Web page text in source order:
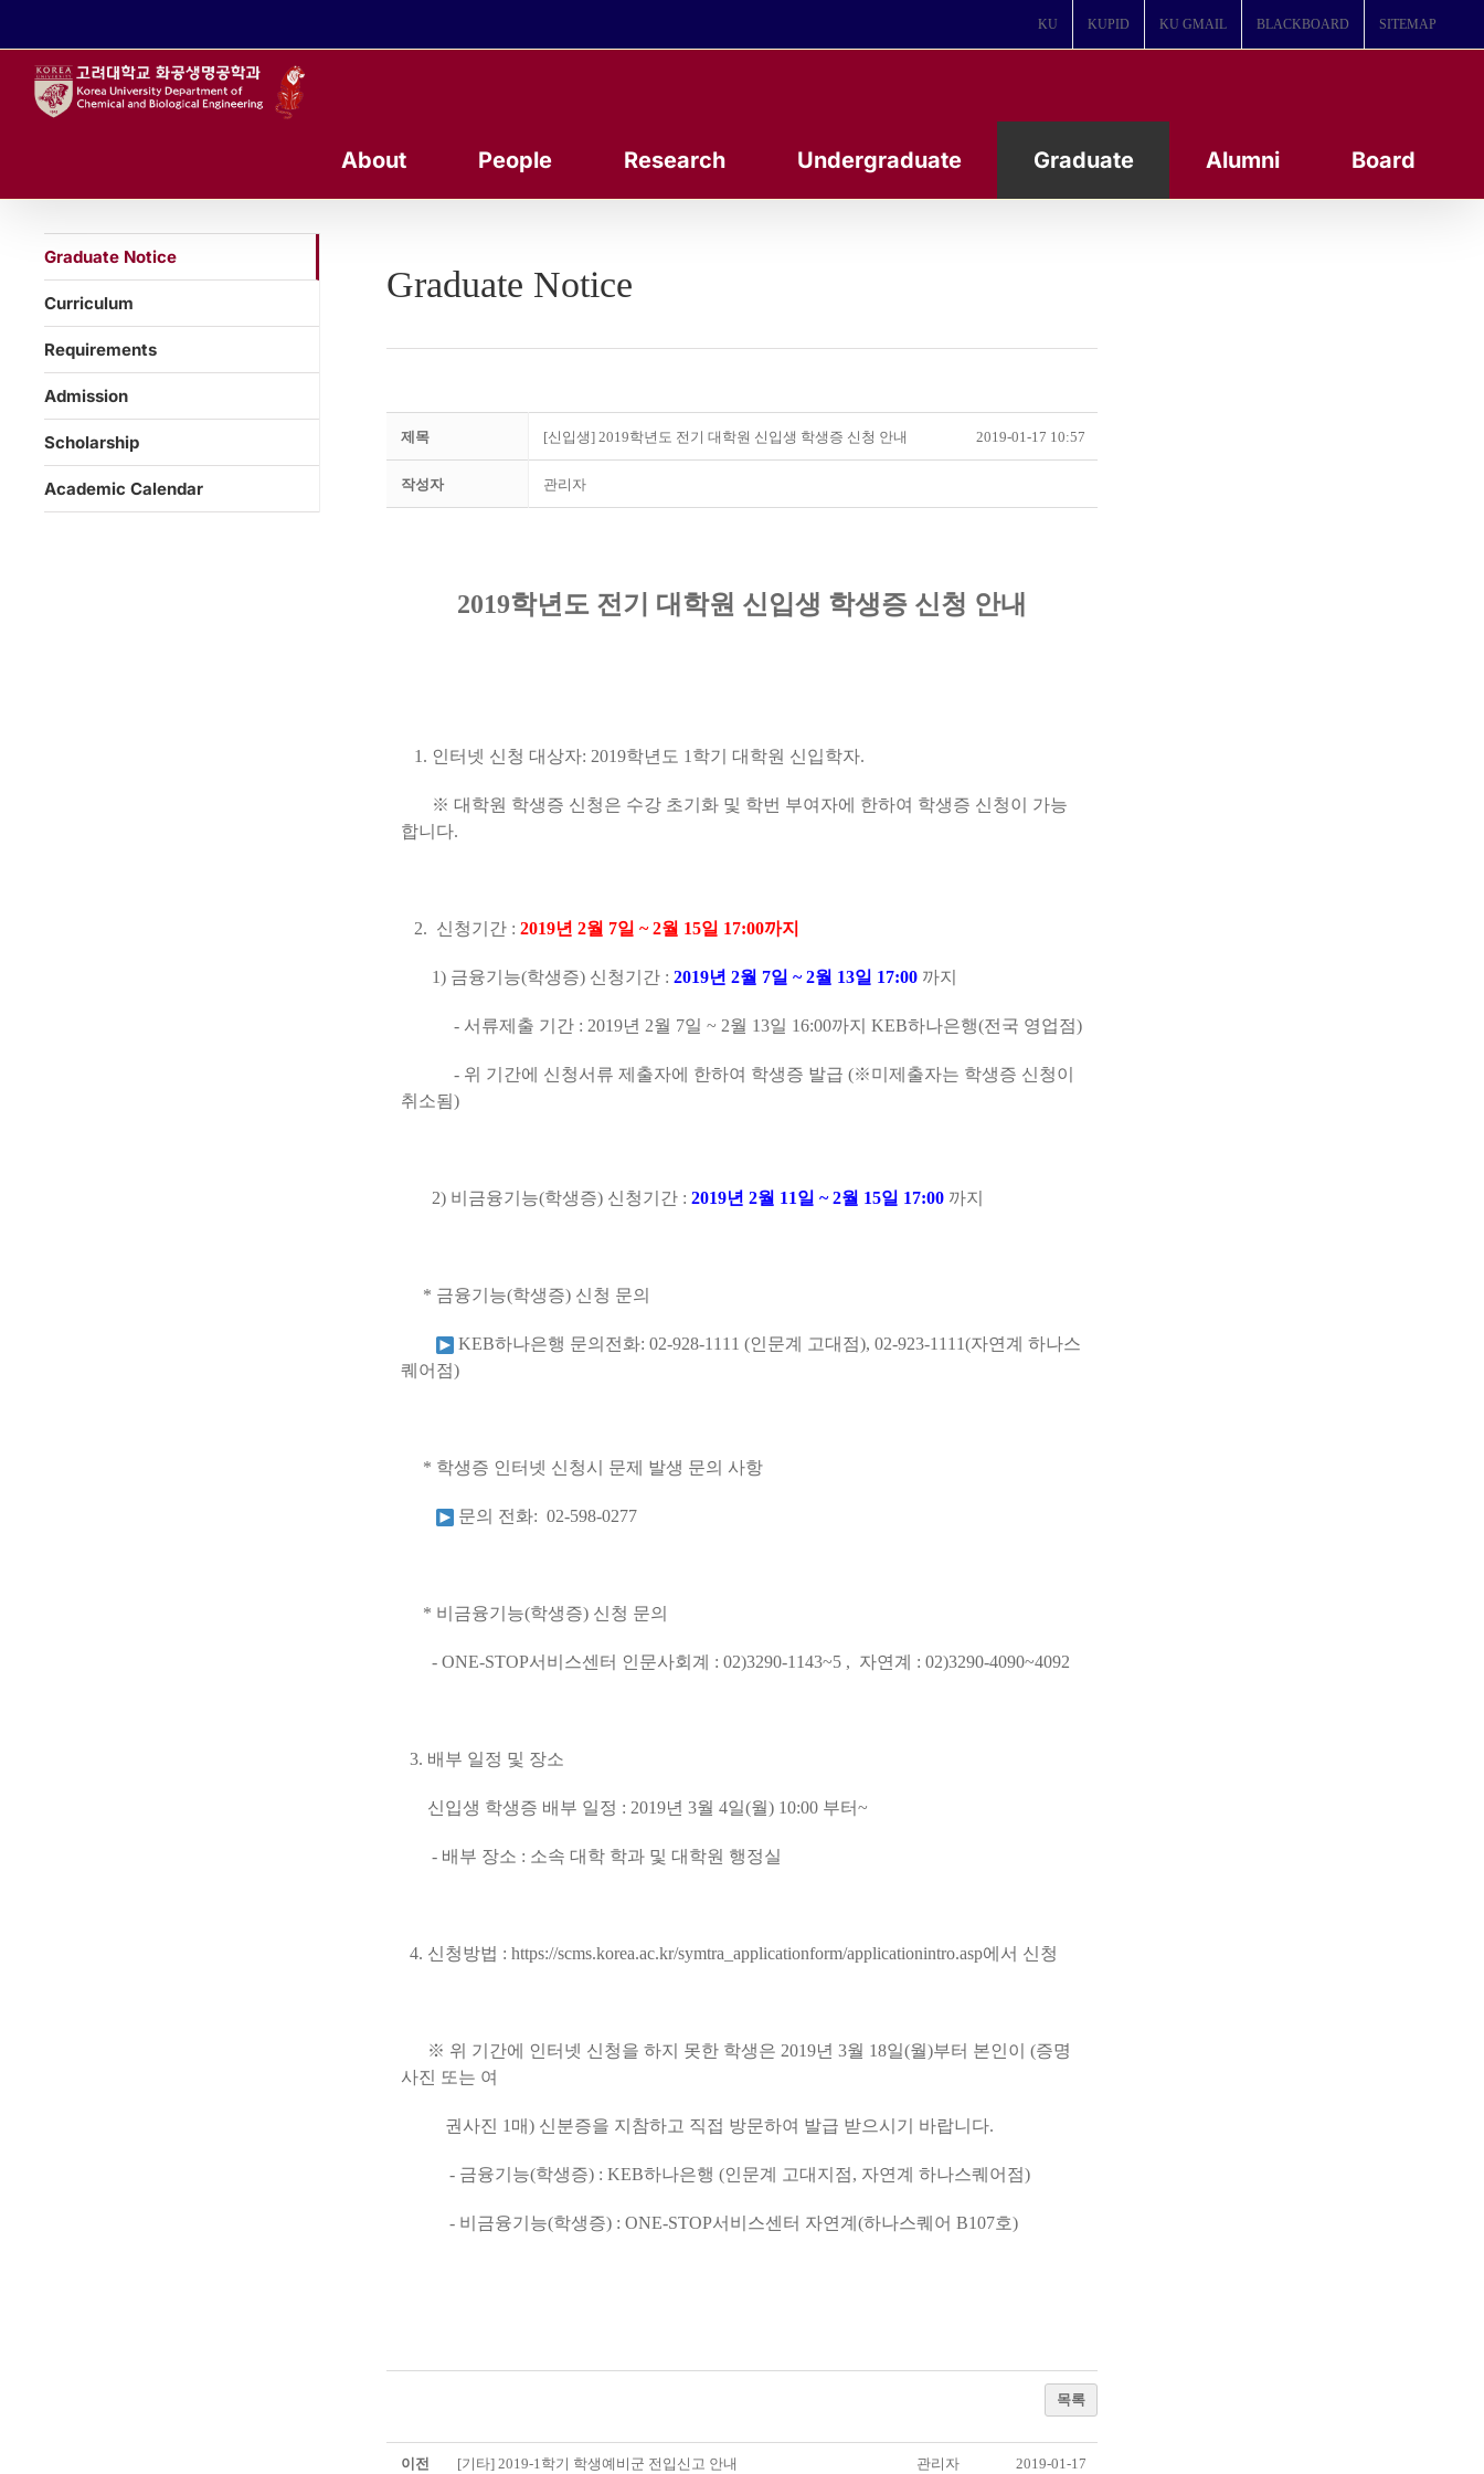
KU KUPID KU GMAIL BLACKBOARD SITEMAP
About People Research Undergraduate Graduate Alumni Board
Graduate Notice
제목 [신입생] 2019학년도 전기 대학원 신입생 학생증 신청 안내 2019-01-17 10:57
작성자 관리자
2019학년도 전기 대학원 신입생 학생증 신청 안내
1. 인터넷 신청 대상자: 2019학년도 1학기 대학원 신입학자.
※ 대학원 학생증 신청은 수강 초기화 및 학번 부여자에 한하여 학생증 신청이 가능
합니다.
2. 신청기간 : 2019년 2월 7일 ~ 2월 15일 17:00까지
1) 금융기능(학생증) 신청기간 : 2019년 2월 7일 ~ 2월 13일 17:00 까지
- 서류제출 기간 : 2019년 2월 7일 ~ 2월 13일 16:00까지 KEB하나은행(전국 영업점)
- 위 기간에 신청서류 제출자에 한하여 학생증 발급 (※미제출자는 학생증 신청이
취소됨)
2) 비금융기능(학생증) 신청기간 : 2019년 2월 11일 ~ 2월 15일 17:00 까지
* 금융기능(학생증) 신청 문의
KEB하나은행 문의전화: 02-928-1111 (인문계 고대점), 02-923-1111(자연계 하나스
퀘어점)
* 학생증 인터넷 신청시 문제 발생 문의 사항
문의 전화: 02-598-0277
* 비금융기능(학생증) 신청 문의
- ONE-STOP서비스센터 인문사회계 : 02)3290-1143~5 , 자연계 : 02)3290-4090~4092
3. 배부 일정 및 장소
신입생 학생증 배부 일정 : 2019년 3월 4일(월) 10:00 부터~
- 배부 장소 : 소속 대학 학과 및 대학원 행정실
4. 신청방법 : https://scms.korea.ac.kr/symtra_applicationform/applicationintro.asp에서 신청
※ 위 기간에 인터넷 신청을 하지 못한 학생은 2019년 3월 18일(월)부터 본인이 (증명
사진 또는 여
권사진 1매) 신분증을 지참하고 직접 방문하여 발급 받으시기 바랍니다.
- 금융기능(학생증) : KEB하나은행 (인문계 고대지점, 자연계 하나스퀘어점)
- 비금융기능(학생증) : ONE-STOP서비스센터 자연계(하나스퀘어 B107호)
목록
이전 [기타] 2019-1학기 학생예비군 전입신고 안내 관리자 2019-01-17
Graduate Notice
Curriculum
Requirements
Admission
Scholarship
Academic Calendar